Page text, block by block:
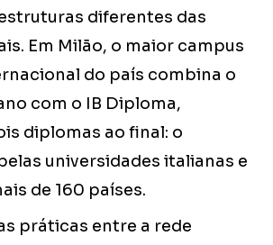
diferentes das
Em Milão, o maior campus
do país combina o
com o IB Diploma,
diplomas ao final: o
universidades italianas e
de 160 países.
práticas entre a rede